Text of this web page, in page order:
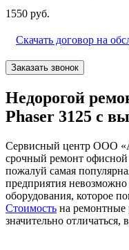
1550 руб.
Скачать договор на
Заказать звонок
Недорогой
Phaser 3125 с
Сервисный центр ООО
срочный ремонт
пожалуй самая
предприятия невозможно
оборудования, которое
Стоимость на ремонтные
значительно